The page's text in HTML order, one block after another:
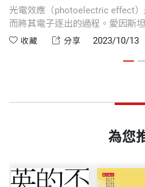
34.7 直流電與交流電
34.8 把交流電轉換為直流電
34.9 電路中電子的速率
35.2 電路
休伊特認為：教學不僅僅
它澆熄；但老師同樣也有能
揮出最大的潛能。休伊特相
的，雖然也許要相當用功，
念物理》這套書正是他這
印刷規格 彩色
重量 473
光電效應（photoelectric effect
而將其電子逐出的過程。愛因斯
應。在金屬表面的原子吸收光子
有一個電子被逐出金屬之外。光
收藏 分享 2023/10/13
為您